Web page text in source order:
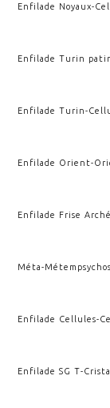
Enfilade Noyaux-
Enfilade Turin
Enfilade Turin-
Enfilade Orient-
Enfilade Frise
Méta-
Enfilade Cellules-
Enfilade SG T-